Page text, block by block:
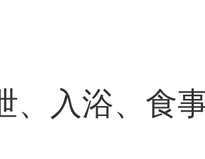
、入浴、食